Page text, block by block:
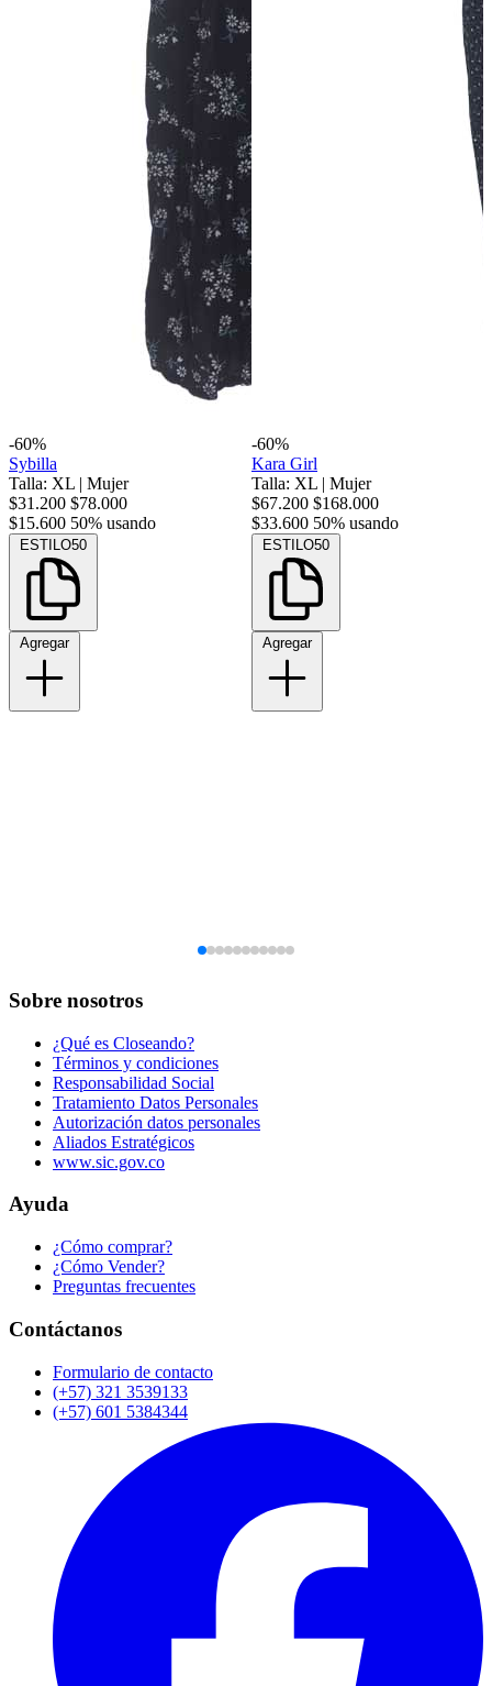
-60%
Sybilla
Talla: XL | Mujer
$31.200 $78.000
$15.600 50% usando
ESTILO50
Agregar
-60%
Kara Girl
Talla: XL | Mujer
$67.200 $168.000
$33.600 50% usando
ESTILO50
Agregar
Sobre nosotros
¿Qué es Closeando?
Términos y condiciones
Responsabilidad Social
Tratamiento Datos Personales
Autorización datos personales
Aliados Estratégicos
www.sic.gov.co
Ayuda
¿Cómo comprar?
¿Cómo Vender?
Preguntas frecuentes
Contáctanos
Formulario de contacto
(+57) 321 3539133
(+57) 601 5384344